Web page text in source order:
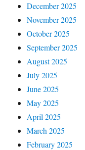
December 2025
November 2025
October 2025
September 2025
August 2025
July 2025
June 2025
May 2025
April 2025
March 2025
February 2025